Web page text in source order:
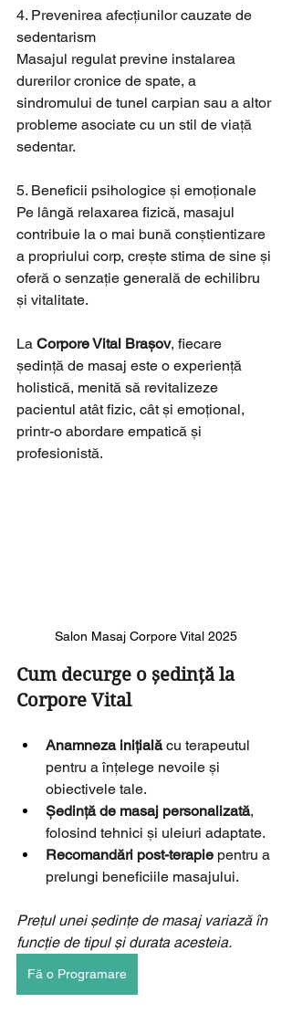
4. Prevenirea afecțiunilor cauzate de
sedentarism
Masajul regulat previne instalarea
durerilor cronice de spate, a
sindromului de tunel carpian sau a altor
probleme asociate cu un stil de viață
sedentar.
5. Beneficii psihologice și emoționale
Pe lângă relaxarea fizică, masajul
contribuie la o mai bună conștientizare
a propriului corp, crește stima de sine și
oferă o senzație generală de echilibru
și vitalitate.
La Corpore Vital Brașov, fiecare
ședință de masaj este o experiență
holistică, menită să revitalizeze
pacientul atât fizic, cât și emoțional,
printr-o abordare empatică și
profesionistă.
Salon Masaj Corpore Vital 2025
Cum decurge o ședință la
Corpore Vital
Anamneza inițială cu terapeutul
pentru a înțelege nevoile și
obiectivele tale.
Ședință de masaj personalizată,
folosind tehnici și uleiuri adaptate.
Recomandări post-terapie pentru a
prelungi beneficiile masajului.
Prețul unei ședințe de masaj variază în
funcție de tipul și durata acesteia.
Fă o Programare